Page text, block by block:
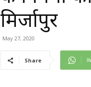
मिर्जापुर
May 27, 2020
Share